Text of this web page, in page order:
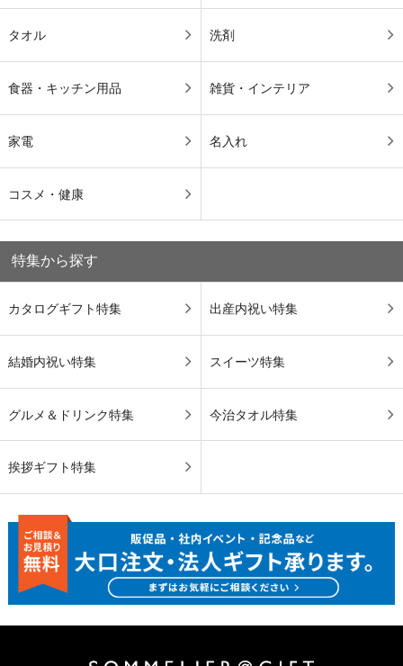
タオル 洗剤
食器・キッチン用品 雑貨・インテリア
家電 名入れ
コスメ・健康
特集から探す
カタログギフト特集 出産内祝い特集
結婚内祝い特集 スイーツ特集
グルメ＆ドリンク特集 今治タオル特集
挨拶ギフト特集